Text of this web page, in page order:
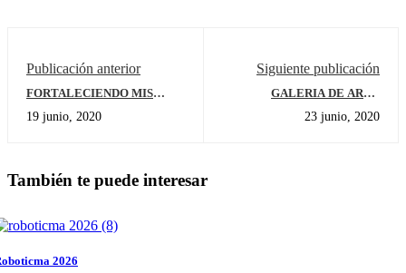
Publicación anterior
FORTALECIENDO MIS
19 junio, 2020
Siguiente publicación
GALERIA DE ARTE
23 junio, 2020
También te puede interesar
2026